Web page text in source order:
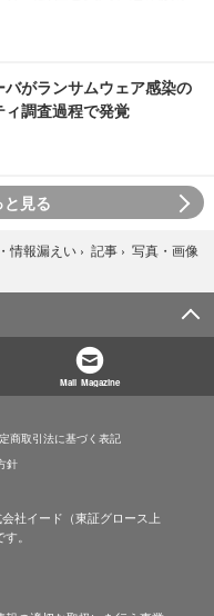
がランサムウェア感染の
調査過程で発覚
見る
情報漏えい › 記事 › 写真・画像
Mail Magazine
商取引法に基づく表記
針
社イード（東証グロース上
。